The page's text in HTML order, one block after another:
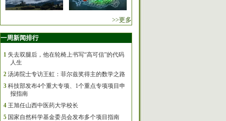
>>更多
一周新闻排行
1 失去双腿后，他在轮椅上书写“高可信”的代码
人生
2 汤涛院士专访王虹：菲尔兹奖得主的数学之路
3 科技部发布4个重大专项、1个重点专项项目申
报指南
4 王旭任山西中医药大学校长
5 国家自然科学基金委员会发布多个项目指南